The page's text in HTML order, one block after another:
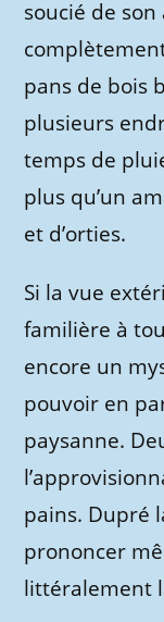
soucié de
pans de bois
plusieurs
temps de
plus qu’un
et d’orties.
Si la vue
familière à
encore un
pouvoir en
paysanne.
pains. Dupré
prononcer
littéralement